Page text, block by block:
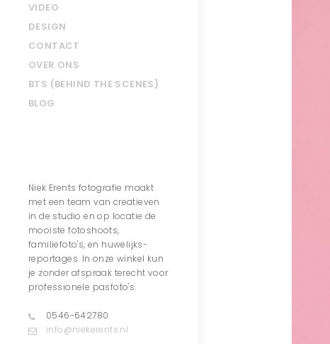
VIDEO
DESIGN
CONTACT
OVER ONS
BTS (BEHIND THE SCENES)
BLOG
Niek Erents fotografie maakt
met een team van creatieven
in de studio en op locatie de
mooiste fotoshoots,
familiefoto's, en huwelijks-
reportages. In onze winkel kun
je zonder afspraak terecht voor
professionele pasfoto's.
0546-642780
info@niekerents.nl